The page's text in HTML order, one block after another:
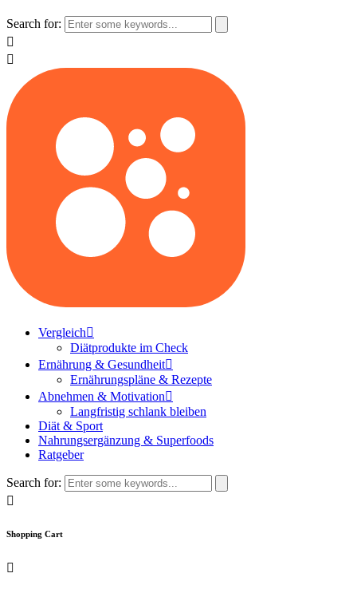
Search for:
Vergleich
Diätprodukte im Check
Ernährung & Gesundheit
Ernährungspläne & Rezepte
Abnehmen & Motivation
Langfristig schlank bleiben
Diät & Sport
Nahrungsergänzung & Superfoods
Ratgeber
Search for:
Shopping Cart